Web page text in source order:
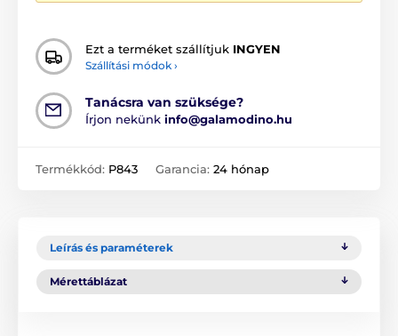
Ezt a terméket szállítjuk INGYEN
Szállítási módok ›
Tanácsra van szüksége?
Írjon nekünk info@galamodino.hu
Termékkód: P843 Garancia: 24 hónap
Leírás és paraméterek
Mérettáblázat